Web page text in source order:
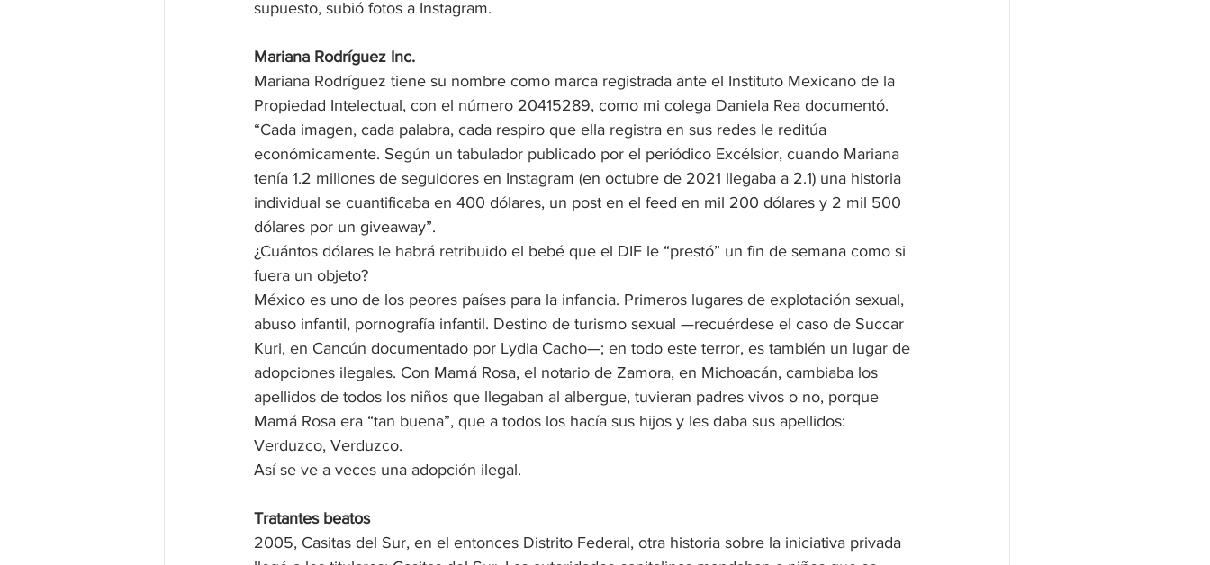
supuesto, subió fotos a Instagram.
Mariana Rodríguez Inc.
Mariana Rodríguez tiene su nombre como marca registrada ante el Instituto Mexicano de la
Propiedad Intelectual, con el número 20415289, como mi colega Daniela Rea documentó.
“Cada imagen, cada palabra, cada respiro que ella registra en sus redes le reditúa
económicamente. Según un tabulador publicado por el periódico Excélsior, cuando Mariana
tenía 1.2 millones de seguidores en Instagram (en octubre de 2021 llegaba a 2.1) una historia
individual se cuantificaba en 400 dólares, un post en el feed en mil 200 dólares y 2 mil 500
dólares por un giveaway”.
¿Cuántos dólares le habrá retribuido el bebé que el DIF le “prestó” un fin de semana como si
fuera un objeto?
México es uno de los peores países para la infancia. Primeros lugares de explotación sexual,
abuso infantil, pornografía infantil. Destino de turismo sexual —recuérdese el caso de Succar
Kuri, en Cancún documentado por Lydia Cacho—; en todo este terror, es también un lugar de
adopciones ilegales. Con Mamá Rosa, el notario de Zamora, en Michoacán, cambiaba los
apellidos de todos los niños que llegaban al albergue, tuvieran padres vivos o no, porque
Mamá Rosa era “tan buena”, que a todos los hacía sus hijos y les daba sus apellidos:
Verduzco, Verduzco.
Así se ve a veces una adopción ilegal.
Tratantes beatos
2005, Casitas del Sur, en el entonces Distrito Federal, otra historia sobre la iniciativa privada